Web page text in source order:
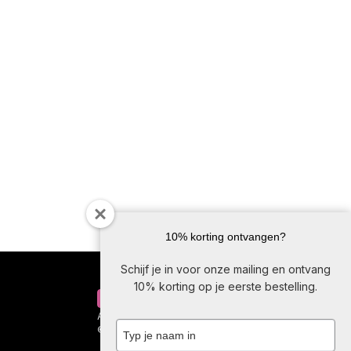
Algemene voorwaardenPrivacybeleid
© 2026 – een
InsideWeb
10% korting ontvangen?
Schijf je in voor onze mailing en ontvang
10% korting op je eerste bestelling.